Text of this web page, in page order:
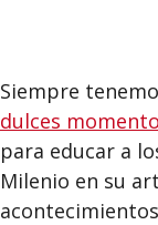
Siempre
dulces
para educar a
Milenio en su